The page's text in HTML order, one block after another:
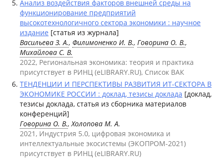
Анализ воздействия факторов внешней среды на
функционирование предприятий
высокотехнологичного сектора экономики : научное
издание [статья из журнала]
Васильева З. А., Филимоненко И. В., Говорина О. В.,
Михайлова С. В.
2022, Региональная экономика: теория и практика
присутствует в РИНЦ (eLIBRARY.RU), Список ВАК
ТЕНДЕНЦИИ И ПЕРСПЕКТИВЫ РАЗВИТИЯ ИТ-СЕКТОРА В
ЭКОНОМИКЕ РОССИИ : доклад, тезисы доклада [доклад,
тезисы доклада, статья из сборника материалов
конференций]
Говорина О. В., Холопова М. А.
2021, Индустрия 5.0, цифровая экономика и
интеллектуальные экосистемы (ЭКОПРОМ-2021)
присутствует в РИНЦ (eLIBRARY.RU)